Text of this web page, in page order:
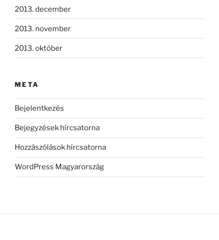
2013. december
2013. november
2013. október
META
Bejelentkezés
Bejegyzések hírcsatorna
Hozzászólások hírcsatorna
WordPress Magyarország